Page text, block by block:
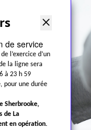
de service
l’exercice d’un
la ligne sera
à 23 h 59
pour une durée
Sherbrooke,
de La
en opération.